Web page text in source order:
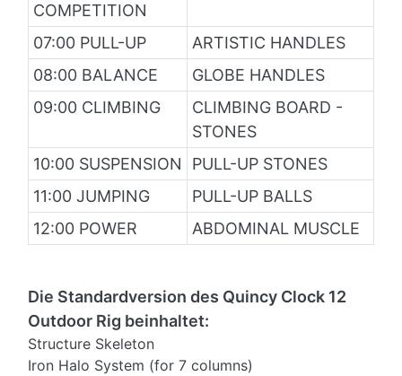
COMPETITION
07:00 PULL-UP
ARTISTIC HANDLES
08:00 BALANCE
GLOBE HANDLES
09:00 CLIMBING
CLIMBING BOARD -
STONES
10:00 SUSPENSION
PULL-UP STONES
11:00 JUMPING
PULL-UP BALLS
12:00 POWER
ABDOMINAL MUSCLE
Die Standardversion des Quincy Clock 12
Outdoor Rig beinhaltet:
Structure Skeleton
Iron Halo System (for 7 columns)